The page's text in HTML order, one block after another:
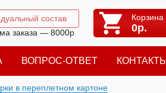
состав
заказа — 8000р
Корзина
0р.
ВОПРОС-ОТВЕТ КОНТАКТЫ
в переплетном картоне